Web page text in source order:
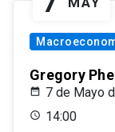
Gregory
7 de Mayo
14:00